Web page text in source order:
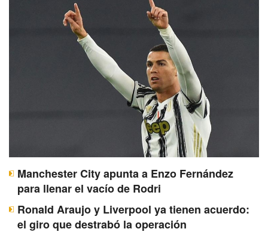
Manchester City apunta a Enzo Fernández
para llenar el vacío de Rodri
Ronald Araujo y Liverpool ya tienen acuerdo:
el giro que destrabó la operación